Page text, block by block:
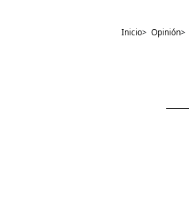
Inicio> Opinión>